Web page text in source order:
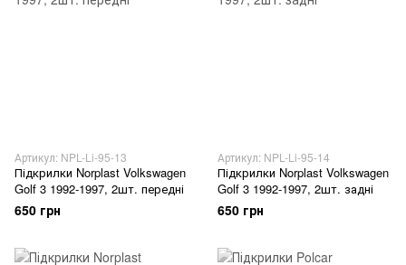
Артикул: NPL-Li-95-13
Підкрилки Norplast Volkswagen
Golf 3 1992-1997, 2шт. передні
650 грн
Артикул: NPL-Li-95-14
Підкрилки Norplast Volkswagen
Golf 3 1992-1997, 2шт. задні
650 грн